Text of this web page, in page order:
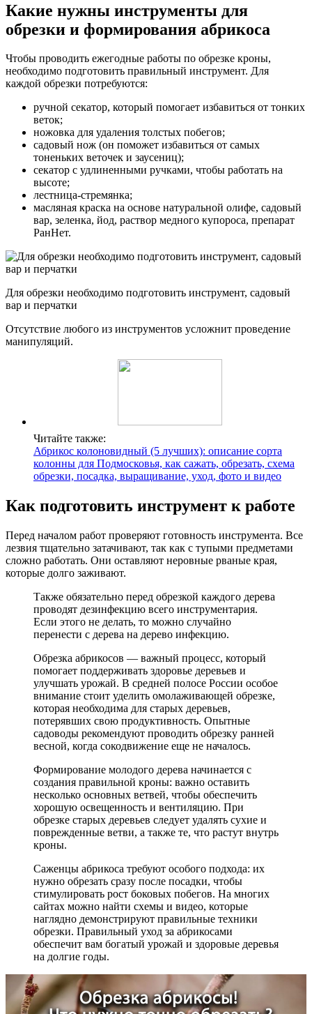
Какие нужны инструменты для
обрезки и формирования абрикоса
Чтобы проводить ежегодные работы по обрезке кроны,
необходимо подготовить правильный инструмент. Для
каждой обрезки потребуются:
ручной секатор, который помогает избавиться от тонких
веток;
ножовка для удаления толстых побегов;
садовый нож (он поможет избавиться от самых
тоненьких веточек и заусениц);
секатор с удлиненными ручками, чтобы работать на
высоте;
лестница-стремянка;
масляная краска на основе натуральной олифе, садовый
вар, зеленка, йод, раствор медного купороса, препарат
РанНет.
Для обрезки необходимо подготовить инструмент, садовый
вар и перчатки
Отсутствие любого из инструментов усложнит проведение
манипуляций.
Читайте также:
Абрикос колоновидный (5 лучших): описание сорта
колонны для Подмосковья, как сажать, обрезать, схема
обрезки, посадка, выращивание, уход, фото и видео
Как подготовить инструмент к работе
Перед началом работ проверяют готовность инструмента. Все
лезвия тщательно затачивают, так как с тупыми предметами
сложно работать. Они оставляют неровные рваные края,
которые долго заживают.
Также обязательно перед обрезкой каждого дерева
проводят дезинфекцию всего инструментария.
Если этого не делать, то можно случайно
перенести с дерева на дерево инфекцию.
Обрезка абрикосов — важный процесс, который
помогает поддерживать здоровье деревьев и
улучшать урожай. В средней полосе России особое
внимание стоит уделить омолаживающей обрезке,
которая необходима для старых деревьев,
потерявших свою продуктивность. Опытные
садоводы рекомендуют проводить обрезку ранней
весной, когда сокодвижение еще не началось.
Формирование молодого дерева начинается с
создания правильной кроны: важно оставить
несколько основных ветвей, чтобы обеспечить
хорошую освещенность и вентиляцию. При
обрезке старых деревьев следует удалять сухие и
поврежденные ветви, а также те, что растут внутрь
кроны.
Саженцы абрикоса требуют особого подхода: их
нужно обрезать сразу после посадки, чтобы
стимулировать рост боковых побегов. На многих
сайтах можно найти схемы и видео, которые
наглядно демонстрируют правильные техники
обрезки. Правильный уход за абрикосами
обеспечит вам богатый урожай и здоровые деревья
на долгие годы.